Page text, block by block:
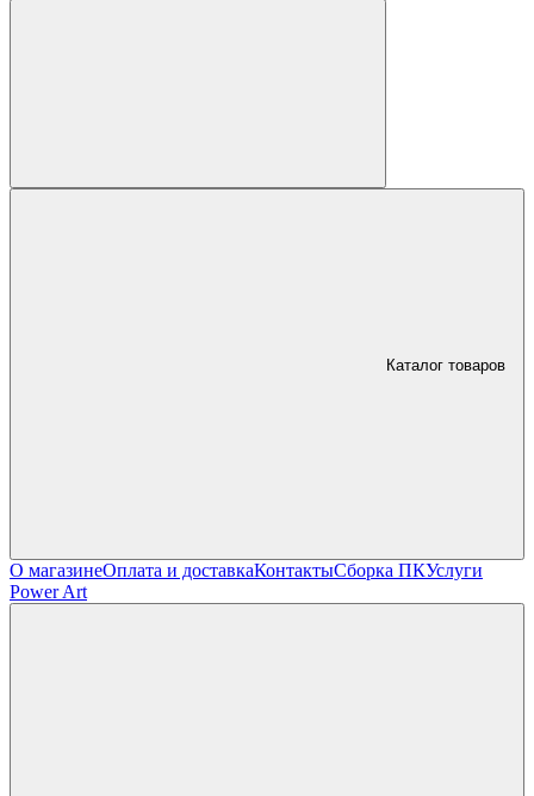
Каталог товаров
О магазинеОплата и доставкаКонтактыСборка ПКУслуги
Power Art